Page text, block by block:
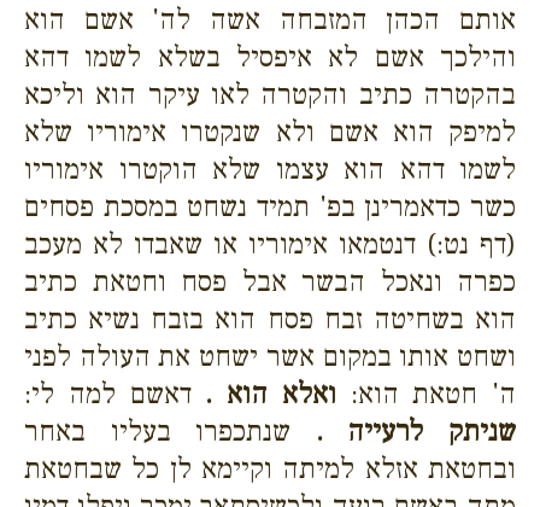
אותם הכהן המזבחה אשה לה' אשם הוא
והילכך אשם לא איפסיל בשלא לשמו דהא
בהקטרה כתיב והקטרה לאו עיקר הוא וליכא
למיפק הוא אשם ולא שנקטרו אימוריו שלא
לשמו דהא הוא עצמו שלא הוקטרו אימוריו
כשר כדאמרינן בפ' תמיד נשחט במסכת פסחים
(דף נט:) דנטמאו אימוריו או שאבדו לא מעכב
כפרה ונאכל הבשר אבל פסח וחטאת כתיב
הוא בשחיטה זבח פסח הוא בזבח נשיא כתיב
ושחט אותו במקום אשר ישחט את העולה לפני
ה' חטאת הוא: ואלא הוא . דאשם למה לי:
שניתק לרעייה . שנתכפרו בעליו באחר
ובחטאת אזלא למיתה וקיימא לן כל שבחטאת